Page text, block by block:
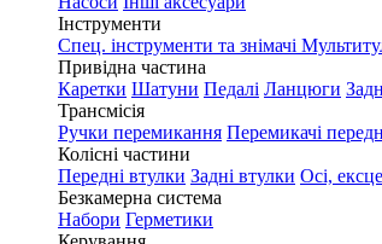
Інструменти
Спец. інструменти та знімачі
Привідна частина
Каретки Шатуни Педалі Ланцюги
Трансмісія
Ручки перемикання Перемикачі
Колісні частини
Передні втулки Задні втулки Осі,
Безкамерна система
Набори Герметики